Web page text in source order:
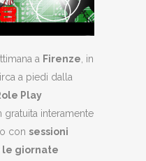
a Firenze , in
a piedi dalla
Play
gratuita interamente
con sessioni
le giornate